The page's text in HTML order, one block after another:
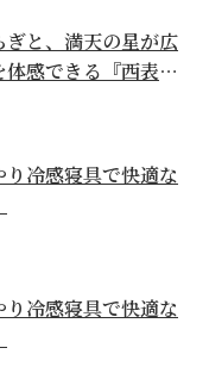
と、満天の星が広
感できる『西表島
り冷感寝具で快適な
り冷感寝具で快適な